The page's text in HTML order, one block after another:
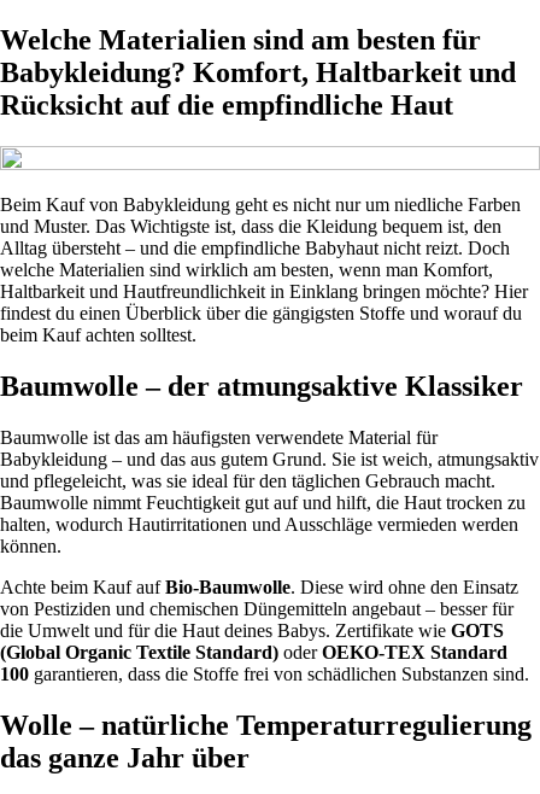
Welche Materialien sind am besten für
Babykleidung? Komfort, Haltbarkeit und
Rücksicht auf die empfindliche Haut
Beim Kauf von Babykleidung geht es nicht nur um niedliche Farben
und Muster. Das Wichtigste ist, dass die Kleidung bequem ist, den
Alltag übersteht – und die empfindliche Babyhaut nicht reizt. Doch
welche Materialien sind wirklich am besten, wenn man Komfort,
Haltbarkeit und Hautfreundlichkeit in Einklang bringen möchte? Hier
findest du einen Überblick über die gängigsten Stoffe und worauf du
beim Kauf achten solltest.
Baumwolle – der atmungsaktive Klassiker
Baumwolle ist das am häufigsten verwendete Material für
Babykleidung – und das aus gutem Grund. Sie ist weich, atmungsaktiv
und pflegeleicht, was sie ideal für den täglichen Gebrauch macht.
Baumwolle nimmt Feuchtigkeit gut auf und hilft, die Haut trocken zu
halten, wodurch Hautirritationen und Ausschläge vermieden werden
können.
Achte beim Kauf aufBio-Baumwolle. Diese wird ohne den Einsatz
von Pestiziden und chemischen Düngemitteln angebaut – besser für
die Umwelt und für die Haut deines Babys. Zertifikate wie GOTS
(Global Organic Textile Standard) oderOEKO-TEX Standard
100 garantieren, dass die Stoffe frei von schädlichen Substanzen sind.
Wolle – natürliche Temperaturregulierung
das ganze Jahr über